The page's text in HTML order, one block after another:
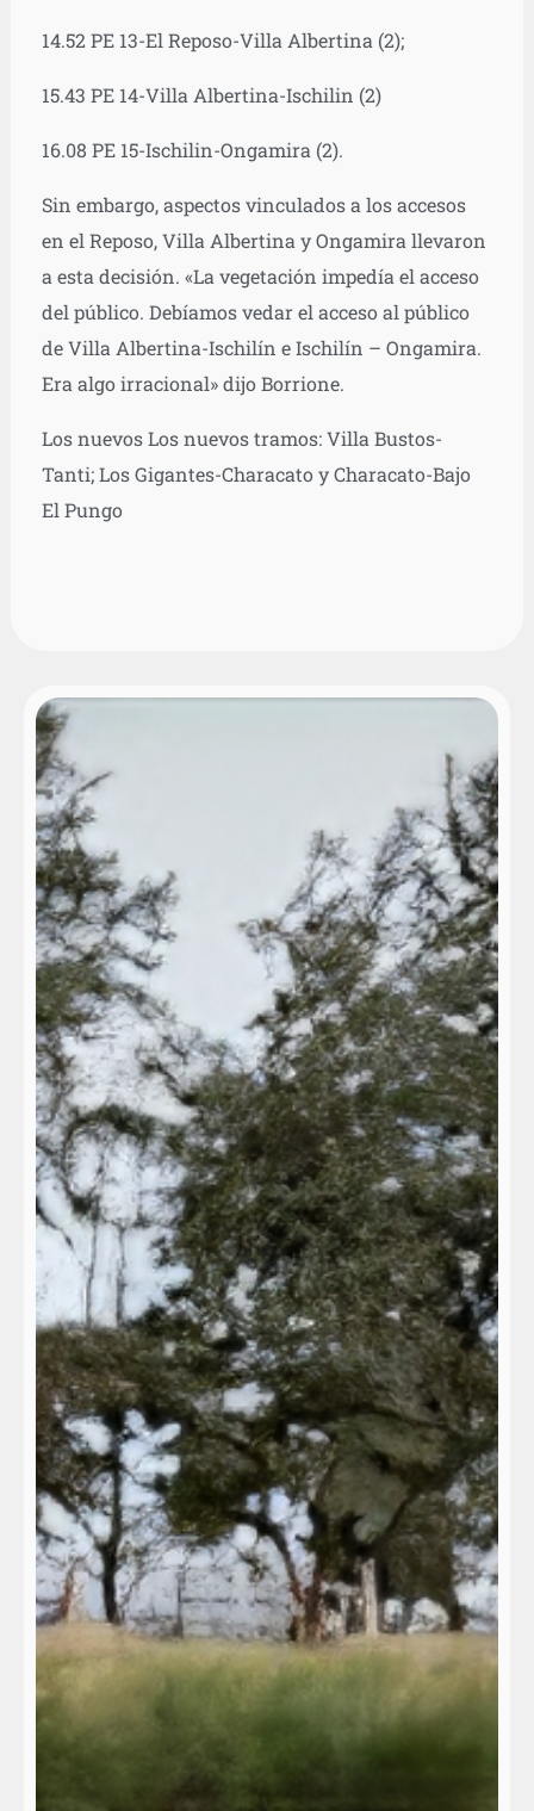
14.52 PE 13-El Reposo-Villa Albertina (2);
15.43 PE 14-Villa Albertina-Ischilin (2)
16.08 PE 15-Ischilin-Ongamira (2).
Sin embargo, aspectos vinculados a los accesos
en el Reposo, Villa Albertina y Ongamira llevaron
a esta decisión. «La vegetación impedía el acceso
del público. Debíamos vedar el acceso al público
de Villa Albertina-Ischilín e Ischilín – Ongamira.
Era algo irracional» dijo Borrione.
Los nuevos Los nuevos tramos: Villa Bustos-
Tanti; Los Gigantes-Characato y Characato-Bajo
El Pungo